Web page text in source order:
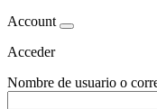
Account
Acceder
Nombre de usuario o